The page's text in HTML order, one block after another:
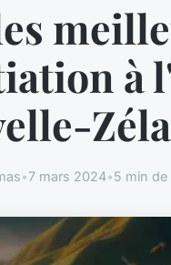
à
•7 mars 2024•5 min de